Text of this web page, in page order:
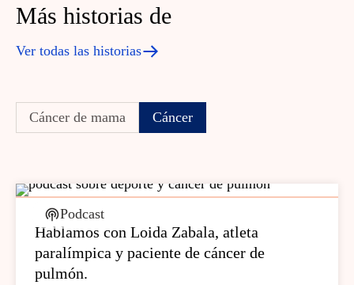
Más historias de
Ver todas las historias
Cáncer de mama Cáncer
Podcast
Hablamos con Loida Zabala, atleta
paralímpica y paciente de cáncer de
pulmón.